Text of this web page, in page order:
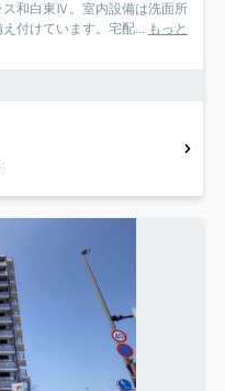
ス和白東Ⅳ。室内設備は洗面所
付けています。宅配...
もっと